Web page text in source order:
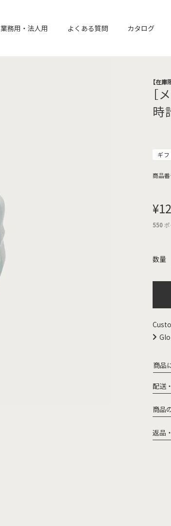
業務用・法人用 よくある質問 カタログ
【在庫
［
時
ギ
商品
¥
550
商品
配送
商品
返品